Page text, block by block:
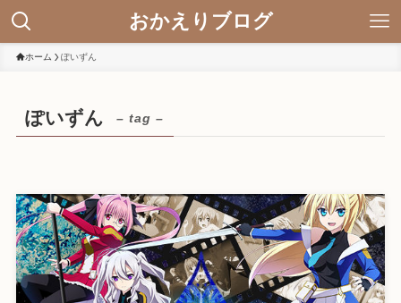
おかえりブログ
ホーム ぽいずん
ぽいずん – tag –